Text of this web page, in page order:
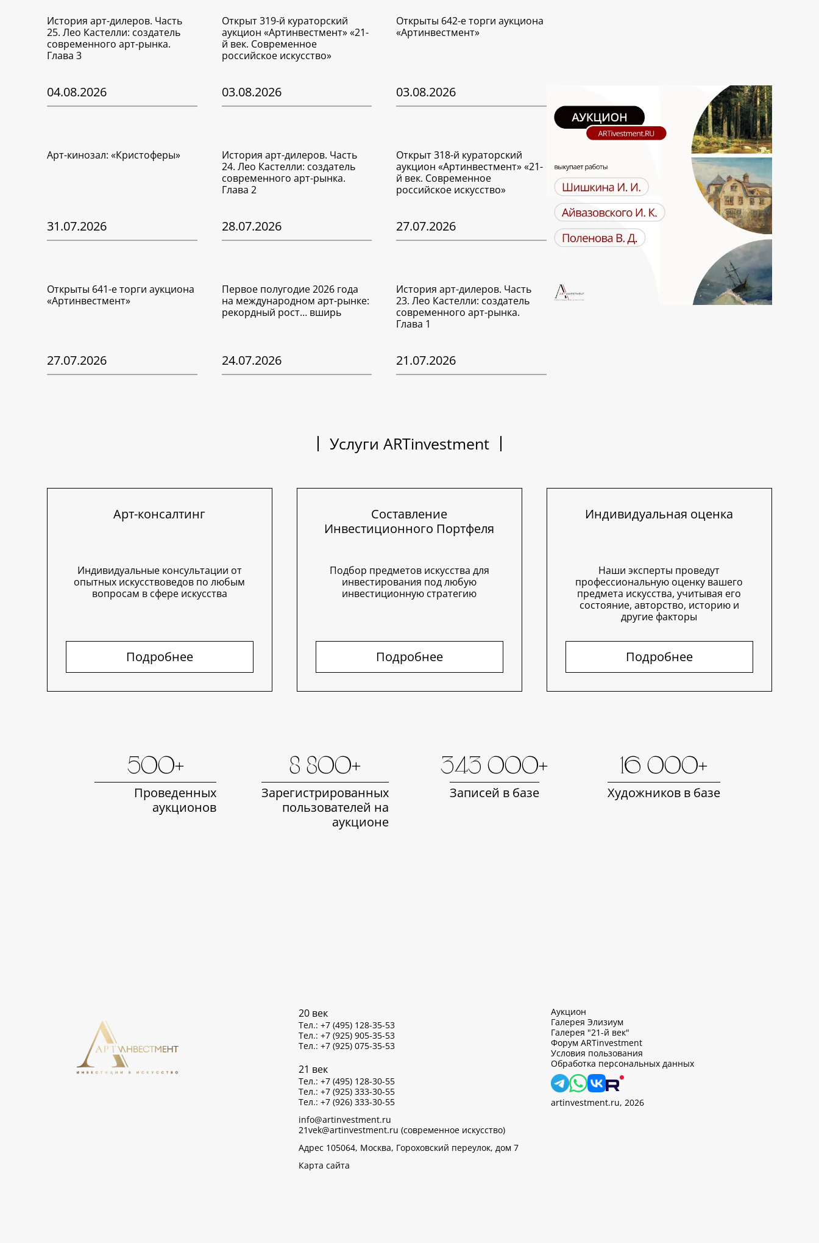
История арт-дилеров. Часть
25. Лео Кастелли: создатель
современного арт-рынка.
Глава 3
04.08.2026
Открыт 319-й кураторский
аукцион «Артинвестмент» «21-
й век. Современное
российское искусство»
03.08.2026
Открыты 642-е торги аукциона
«Артинвестмент»
03.08.2026
Арт-кинозал: «Кристоферы»
31.07.2026
История арт-дилеров. Часть
24. Лео Кастелли: создатель
современного арт-рынка.
Глава 2
28.07.2026
Открыт 318-й кураторский
аукцион «Артинвестмент» «21-
й век. Современное
российское искусство»
27.07.2026
Открыты 641-е торги аукциона
«Артинвестмент»
27.07.2026
Первое полугодие 2026 года
на международном арт-рынке:
рекордный рост… вширь
24.07.2026
История арт-дилеров. Часть
23. Лео Кастелли: создатель
современного арт-рынка.
Глава 1
21.07.2026
Услуги ARTinvestment
Арт-консалтинг
Индивидуальные консультации от
опытных искусствоведов по любым
вопросам в сфере искусства
Подробнее
Составление
Инвестиционного Портфеля
Подбор предметов искусства для
инвестирования под любую
инвестиционную стратегию
Подробнее
Индивидуальная оценка
Наши эксперты проведут
профессиональную оценку вашего
предмета искусства, учитывая его
состояние, авторство, историю и
другие факторы
Подробнее
500+
Проведенных
аукционов
8 800+
Зарегистрированных
пользователей на
аукционе
343 000+
Записей в базе
16 000+
Художников в базе
20 век
Тел.: +7 (495) 128-35-53
Тел.: +7 (925) 905-35-53
Тел.: +7 (925) 075-35-53
21 век
Тел.: +7 (495) 128-30-55
Тел.: +7 (925) 333-30-55
Тел.: +7 (926) 333-30-55
info@artinvestment.ru
21vek@artinvestment.ru (современное искусство)
Адрес 105064, Москва, Гороховский переулок, дом 7
Карта сайта
Аукцион
Галерея Элизиум
Галерея "21-й век"
Форум ARTinvestment
Условия пользования
Обработка персональных данных
artinvestment.ru, 2026